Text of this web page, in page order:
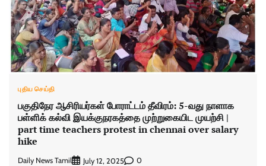
புதிய செய்தி
பகுதிநேர ஆசிரியர்கள் போராட்டம் தீவிரம்: 5-வது நாளாக
பள்ளிக் கல்வி இயக்குநரகத்தை முற்றுகையிட முயற்சி |
part time teachers protest in chennai over salary
hike
Daily News Tamil July 12, 2025 0